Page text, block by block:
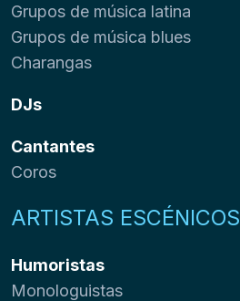
Grupos de música latina
Grupos de música blues
Charangas
DJs
Cantantes
Coros
ARTISTAS ESCÉNICOS
Humoristas
Monologuistas